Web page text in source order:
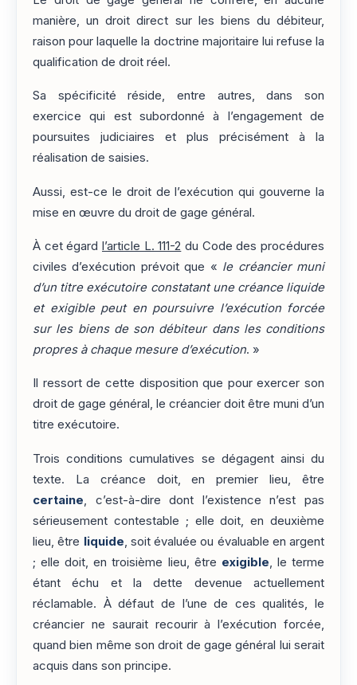
manière, un droit direct sur les biens du débiteur,
raison pour laquelle la doctrine majoritaire lui refuse la
qualification de droit réel.
Sa spécificité réside, entre autres, dans son
exercice qui est subordonné à l’engagement de
poursuites judiciaires et plus précisément à la
réalisation de saisies.
Aussi, est-ce le droit de l’exécution qui gouverne la
mise en œuvre du droit de gage général.
À cet égard l’article L. 111-2 du Code des procédures
civiles d’exécution prévoit que « le créancier muni
d’un titre exécutoire constatant une créance liquide
et exigible peut en poursuivre l’exécution forcée
sur les biens de son débiteur dans les conditions
propres à chaque mesure d’exécution. »
Il ressort de cette disposition que pour exercer son
droit de gage général, le créancier doit être muni d’un
titre exécutoire.
Trois conditions cumulatives se dégagent ainsi du
texte. La créance doit, en premier lieu, être
certaine, c’est-à-dire dont l’existence n’est pas
sérieusement contestable ; elle doit, en deuxième
lieu, être liquide, soit évaluée ou évaluable en argent
; elle doit, en troisième lieu, être exigible, le terme
étant échu et la dette devenue actuellement
réclamable. À défaut de l’une de ces qualités, le
créancier ne saurait recourir à l’exécution forcée,
quand bien même son droit de gage général lui serait
acquis dans son principe.